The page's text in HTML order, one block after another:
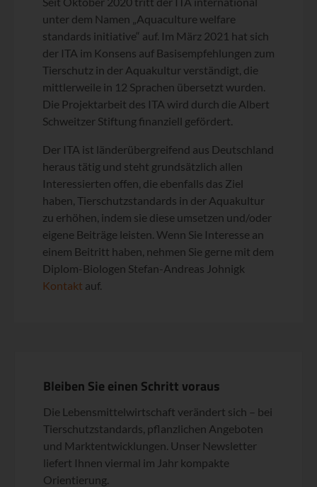
unter dem Namen „Aquaculture welfare
standards initiative“ auf. Im März 2021 hat sich
der ITA im Konsens auf Basisempfehlungen zum
Tierschutz in der Aquakultur verständigt, die
mittlerweile in 12 Sprachen übersetzt wurden.
Die Projektarbeit des ITA wird durch die Albert
Schweitzer Stiftung finanziell gefördert.
Der ITA ist länderübergreifend aus Deutschland
heraus tätig und steht grundsätzlich allen
Interessierten offen, die ebenfalls das Ziel
haben, Tierschutzstandards in der Aquakultur
zu erhöhen, indem sie diese umsetzen und/oder
eigene Beiträge leisten. Wenn Sie Interesse an
einem Beitritt haben, nehmen Sie gerne mit dem
Diplom-Biologen Stefan-Andreas Johnigk
Kontakt auf.
Bleiben Sie einen Schritt voraus
Die Lebensmittelwirtschaft verändert sich – bei
Tierschutzstandards, pflanzlichen Angeboten
und Marktentwicklungen. Unser Newsletter
liefert Ihnen viermal im Jahr kompakte
Orientierung.